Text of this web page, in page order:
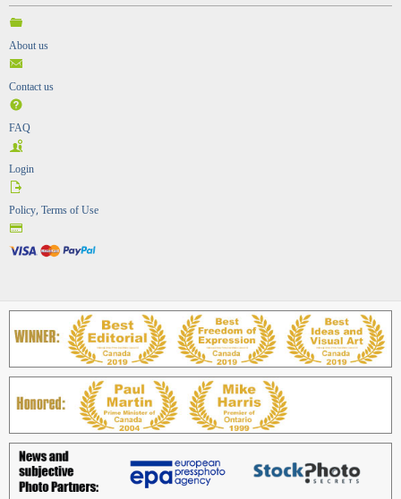
About us
Contact us
FAQ
Login
Policy, Terms of Use